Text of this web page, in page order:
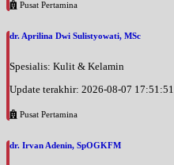
Pusat Pertamina
dr. Aprilina Dwi Sulistyowati, MSc
Spesialis: Kulit & Kelamin
Update terakhir: 2026-08-07 17:51:51
Pusat Pertamina
dr. Irvan Adenin, SpOGKFM